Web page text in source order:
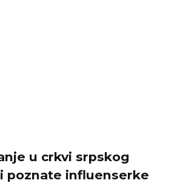
u crkvi srpskog
poznate influenserke